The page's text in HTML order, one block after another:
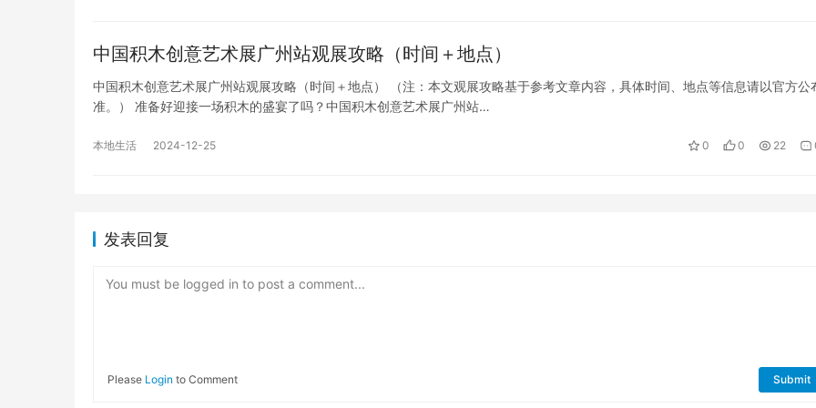
中国积木创意艺术展广州站观展攻略（时间＋地点）
中国积木创意艺术展广州站观展攻略（时间＋地点） （注：本文观展攻略基于参考文章内容，具体时间、地点等信息请以官方公
准。） 准备好迎接一场积木的盛宴了吗？中国积木创意艺术展广州站…
本地生活 2024-12-25 0 0 22
发表回复
You must be logged in to post a comment...
Please Login to Comment Submit